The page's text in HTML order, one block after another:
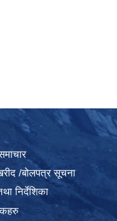
/बोलपत्र सूचना
निर्देशिका